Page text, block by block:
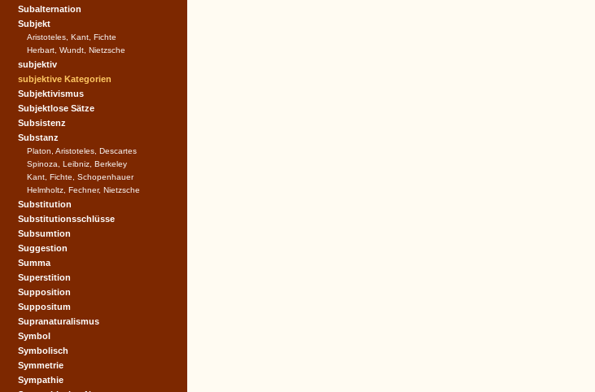
Subalternation
Subjekt
Aristoteles, Kant, Fichte
Herbart, Wundt, Nietzsche
subjektiv
subjektive Kategorien
Subjektivismus
Subjektlose Sätze
Subsistenz
Substanz
Platon, Aristoteles, Descartes
Spinoza, Leibniz, Berkeley
Kant, Fichte, Schopenhauer
Helmholtz, Fechner, Nietzsche
Substitution
Substitutionsschlüsse
Subsumtion
Suggestion
Summa
Superstition
Supposition
Suppositum
Supranaturalismus
Symbol
Symbolisch
Symmetrie
Sympathie